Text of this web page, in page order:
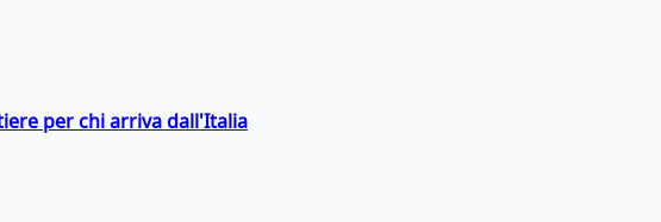
per chi arriva dall'Italia